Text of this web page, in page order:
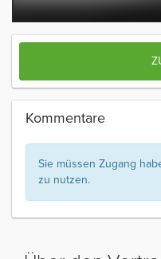
Kommentare
Sie müssen Zugang
zu nutzen.